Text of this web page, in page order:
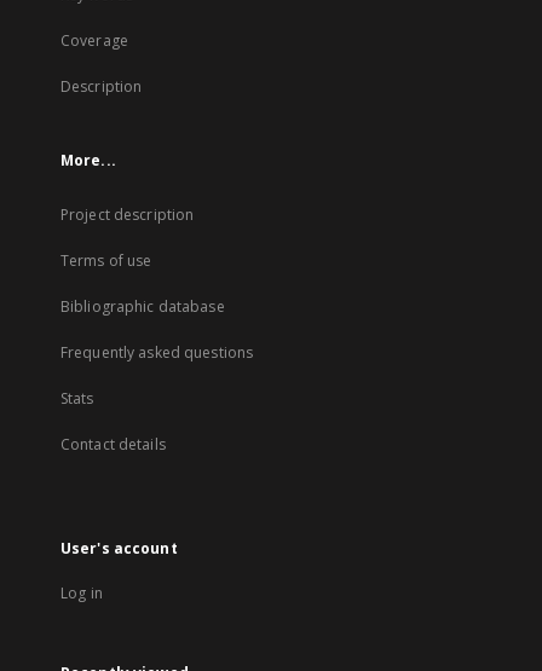
Coverage
Description
More...
Project description
Terms of use
Bibliographic database
Frequently asked questions
Stats
Contact details
User's account
Log in